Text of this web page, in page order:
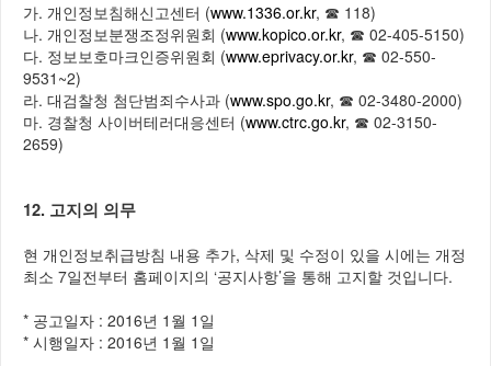
가. 개인정보침해신고센터 (www.1336.or.kr, ☎ 118)
나. 개인정보분쟁조정위원회 (www.kopico.or.kr, ☎ 02-405-5150)
다. 정보보호마크인증위원회 (www.eprivacy.or.kr, ☎ 02-550-
9531~2)
라. 대검찰청 첨단범죄수사과 (www.spo.go.kr, ☎ 02-3480-2000)
마. 경찰청 사이버테러대응센터 (www.ctrc.go.kr, ☎ 02-3150-
2659)
12. 고지의 의무
현 개인정보취급방침 내용 추가, 삭제 및 수정이 있을 시에는 개정
최소 7일전부터 홈페이지의 ‘공지사항’을 통해 고지할 것입니다.
* 공고일자 : 2016년 1월 1일
* 시행일자 : 2016년 1월 1일